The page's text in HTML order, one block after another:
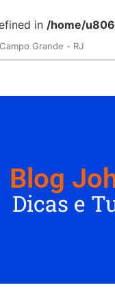
in /home/
Grande - RJ
Blog
Dicas e